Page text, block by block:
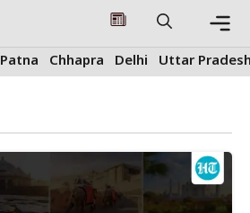
Patna Chhapra Delhi Uttar